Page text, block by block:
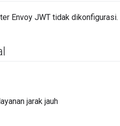
Envoy JWT tidak dikonfigurasi.
jarak jauh